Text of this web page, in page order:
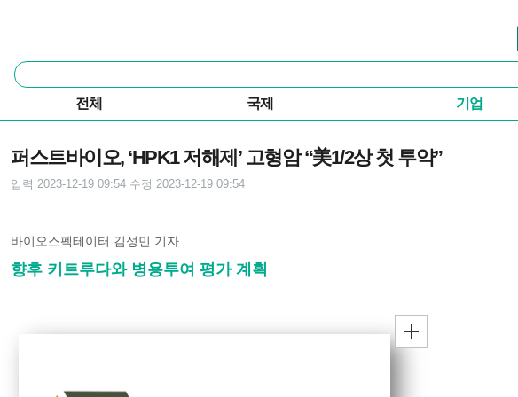
통
합
색
전체 국제 기업
퍼스트바이오, ‘HPK1 저해제’ 고형암 “美1/2상 첫 투약”
입력 2023-12-19 09:54 수정 2023-12-19 09:54
바이오스펙테이터 김성민 기자
향후 키트루다와 병용투여 평가 계획